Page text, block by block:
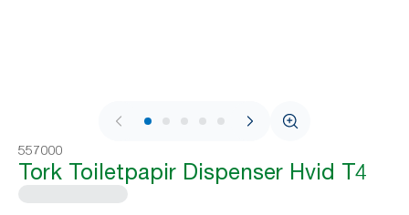
1 / 9
557000
Tork Toiletpapir Dispenser Hvid T4